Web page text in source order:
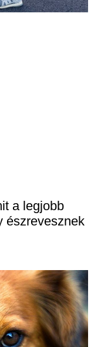
a legjobb
észrevesznek